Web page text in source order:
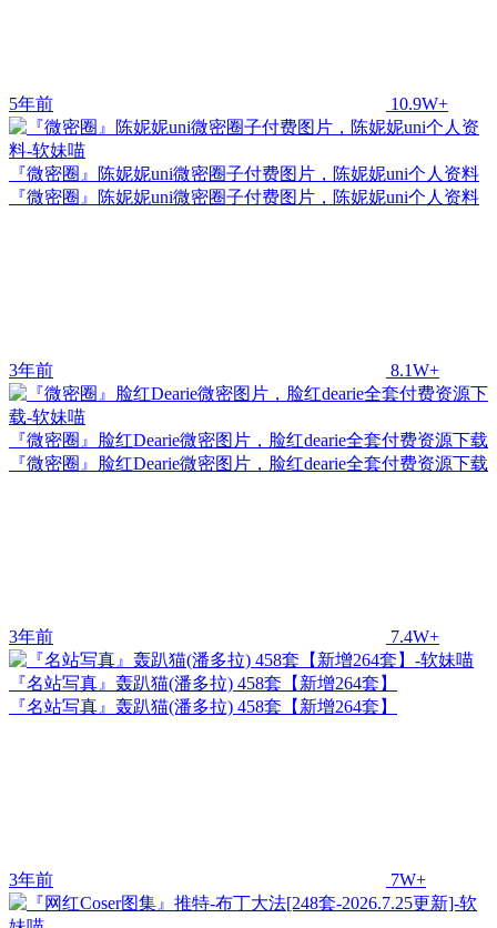
5年前 10.9W+
『微密圈』陈妮妮uni微密圈子付费图片，陈妮妮uni个人资料
『微密圈』陈妮妮uni微密圈子付费图片，陈妮妮uni个人资料
3年前 8.1W+
『微密圈』脸红Dearie微密图片，脸红dearie全套付费资源下载
『微密圈』脸红Dearie微密图片，脸红dearie全套付费资源下载
3年前 7.4W+
『名站写真』轰趴猫(潘多拉) 458套【新增264套】
『名站写真』轰趴猫(潘多拉) 458套【新增264套】
3年前 7W+